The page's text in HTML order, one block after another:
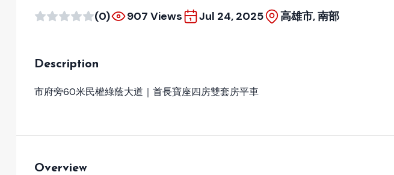
(0) 907 Views Jul 24, 2025 高雄市, 南部
Description
市府旁60米民權綠蔭大道｜首長寶座四房雙套房平車
Overview